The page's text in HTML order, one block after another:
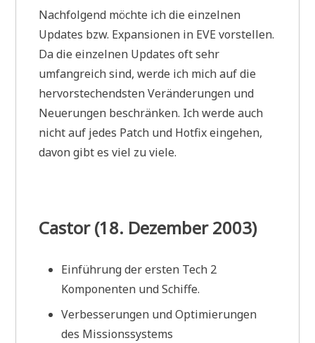
Nachfolgend möchte ich die einzelnen
Updates bzw. Expansionen in EVE vorstellen.
Da die einzelnen Updates oft sehr
umfangreich sind, werde ich mich auf die
hervorstechendsten Veränderungen und
Neuerungen beschränken. Ich werde auch
nicht auf jedes Patch und Hotfix eingehen,
davon gibt es viel zu viele.
Castor (18. Dezember 2003)
Einführung der ersten Tech 2
Komponenten und Schiffe.
Verbesserungen und Optimierungen
des Missionssystems